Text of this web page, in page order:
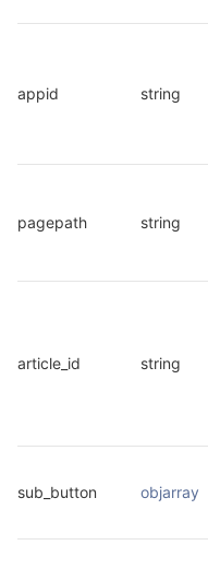
appid string
pagepath string
article_id string
sub_button objarray